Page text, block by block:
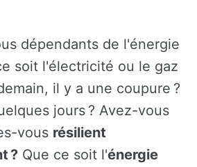
dépendants de l'énergie
soit l'électricité ou le gaz
il y a une coupure ?
jours ? Avez-vous
vous résilient
? Que ce soit l'énergie